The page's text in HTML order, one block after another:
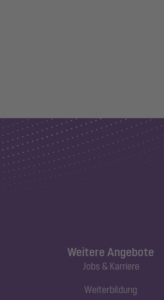
Weitere Angebote
Jobs & Karriere
Weiterbildung